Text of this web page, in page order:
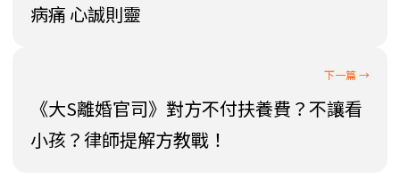
病痛 心誠則靈
《大S離婚官司》對方不付扶養費？不讓看
小孩？律師提解方教戰！